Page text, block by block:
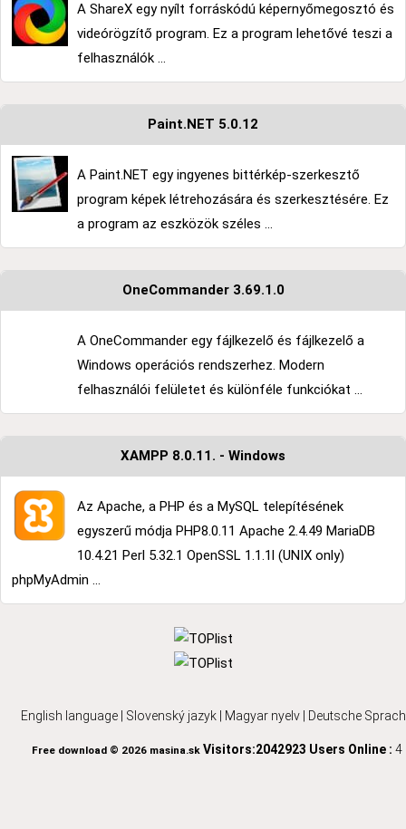
A ShareX egy nyílt forráskódú képernyőmegosztó és
videórögzítő program. Ez a program lehetővé teszi a
felhasználók ...
Paint.NET 5.0.12
A Paint.NET egy ingyenes bittérkép-szerkesztő
program képek létrehozására és szerkesztésére. Ez
a program az eszközök széles ...
OneCommander 3.69.1.0
A OneCommander egy fájlkezelő és fájlkezelő a
Windows operációs rendszerhez. Modern
felhasználói felületet és különféle funkciókat ...
XAMPP 8.0.11. - Windows
Az Apache, a PHP és a MySQL telepítésének
egyszerű módja PHP8.0.11 Apache 2.4.49 MariaDB
10.4.21 Perl 5.32.1 OpenSSL 1.1.1l (UNIX only)
phpMyAdmin ...
English language Slovenský jazyk Magyar nyelv Deutsche
Free download © 2026 masina.skVisitors:2042923 Users Online : 4